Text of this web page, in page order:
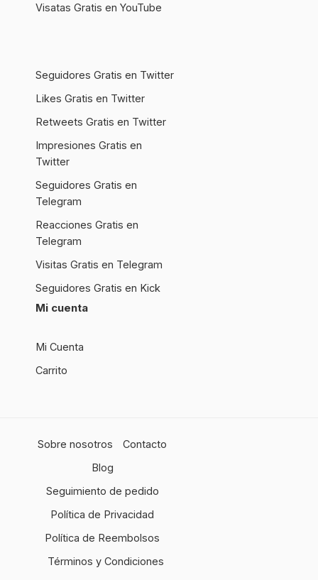
Visatas Gratis en YouTube
Seguidores Gratis en Twitter
Likes Gratis en Twitter
Retweets Gratis en Twitter
Impresiones Gratis en
Twitter
Seguidores Gratis en
Telegram
Reacciones Gratis en
Telegram
Visitas Gratis en Telegram
Seguidores Gratis en Kick
Mi cuenta
Mi Cuenta
Carrito
Sobre nosotros
Contacto
Blog
Seguimiento de pedido
Política de Privacidad
Política de Reembolsos
Términos y Condiciones